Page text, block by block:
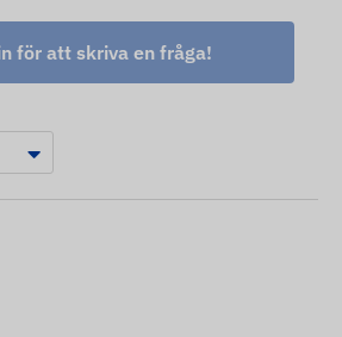
för att skriva en fråga!